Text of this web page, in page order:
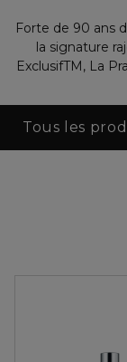
Forte de 90 ans
la signature
ExclusifTM, La
Tous les